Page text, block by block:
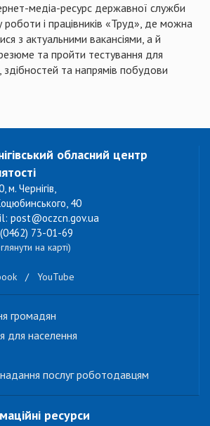
медіа-ресурс державної служби
роботи і працівників «Труд», де можна
з актуальними вакансіями, а й
та пройти тестування для
здібностей та напрямів побудови
обласний центр
м. Чернігів,
40
post@oczcn.gov.ua
73-01-69
на карті)
/ YouTube
громадян
для населення
послуг роботодавцям
ресурси